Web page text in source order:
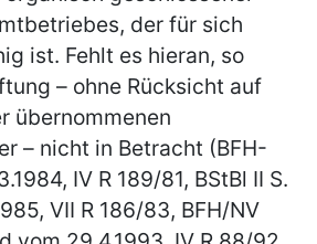
der für sich
ist. Fehlt es hieran, so
– ohne Rücksicht auf
übernommenen
– nicht in Betracht (BFH-
IV R 189/81, BStBl II S.
VII R 186/83, BFH/NV